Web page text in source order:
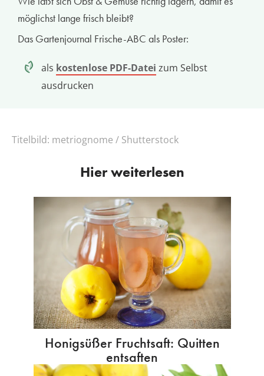
möglichst lange frisch bleibt?
Das Gartenjournal Frische-ABC als Poster:
als kostenlose PDF-Datei zum Selbst
ausdrucken
Titelbild: metriognome / Shutterstock
Hier weiterlesen
Honigsüßer Fruchtsaft: Quitten
entsaften